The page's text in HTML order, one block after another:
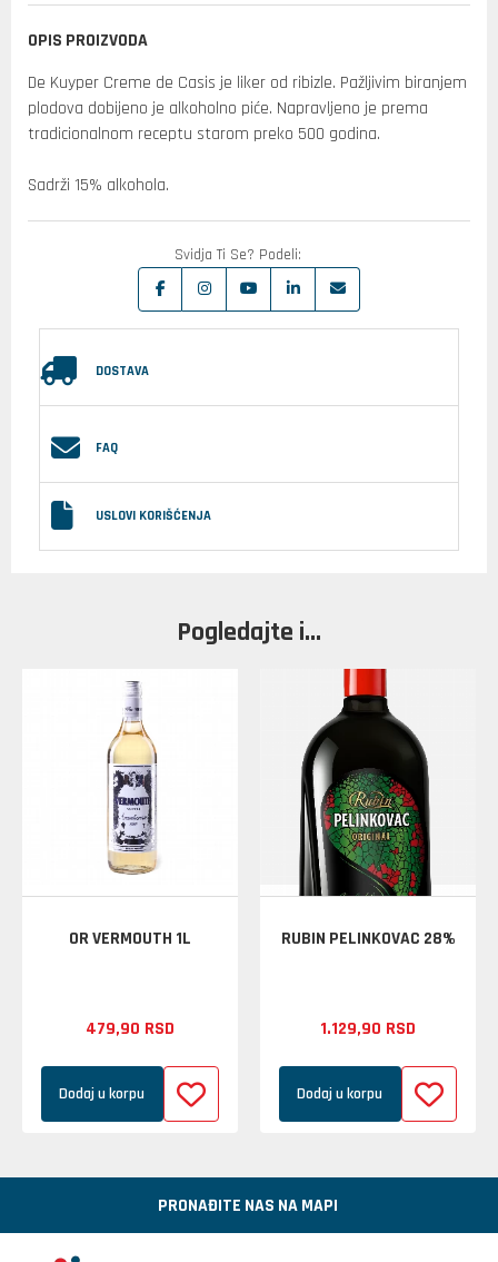
OPIS PROIZVODA
De Kuyper Creme de Casis je liker od ribizle. Pažljivim biranjem
plodova dobijeno je alkoholno piće. Napravljeno je prema
tradicionalnom receptu starom preko 500 godina.
Sadrži 15% alkohola.
Svidja Ti Se? Podeli:
DOSTAVA
FAQ
USLOVI KORIŠĆENJA
Pogledajte i...
OR VERMOUTH 1L
479,90 RSD
Dodaj u korpu
RUBIN PELINKOVAC 28%
1.129,90 RSD
Dodaj u korpu
PRONAĐITE NAS NA MAPI